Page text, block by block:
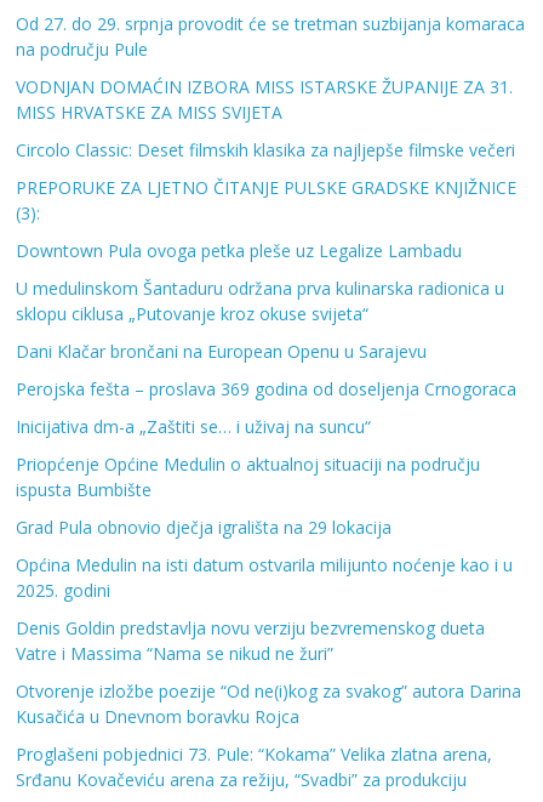
Od 27. do 29. srpnja provodit će se tretman suzbijanja komaraca
na području Pule
VODNJAN DOMAĆIN IZBORA MISS ISTARSKE ŽUPANIJE ZA 31.
MISS HRVATSKE ZA MISS SVIJETA
Circolo Classic: Deset filmskih klasika za najljepše filmske večeri
PREPORUKE ZA LJETNO ČITANJE PULSKE GRADSKE KNJIŽNICE
(3):
Downtown Pula ovoga petka pleše uz Legalize Lambadu
U medulinskom Šantaduru održana prva kulinarska radionica u
sklopu ciklusa „Putovanje kroz okuse svijeta“
Dani Klačar brončani na European Openu u Sarajevu
Perojska fešta – proslava 369 godina od doseljenja Crnogoraca
Inicijativa dm-a „Zaštiti se… i uživaj na suncu“
Priopćenje Općine Medulin o aktualnoj situaciji na području
ispusta Bumbište
Grad Pula obnovio dječja igrališta na 29 lokacija
Općina Medulin na isti datum ostvarila milijunto noćenje kao i u
2025. godini
Denis Goldin predstavlja novu verziju bezvremenskog dueta
Vatre i Massima “Nama se nikud ne žuri”
Otvorenje izložbe poezije “Od ne(i)kog za svakog” autora Darina
Kusačića u Dnevnom boravku Rojca
Proglašeni pobjednici 73. Pule: “Kokama” Velika zlatna arena,
Srđanu Kovačeviću arena za režiju, “Svadbi” za produkciju